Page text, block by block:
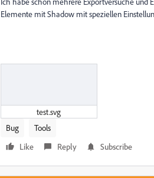
Elemente mit Shadow mit speziellen
test.svg
Bug
Tools
Like
Reply Subscribe